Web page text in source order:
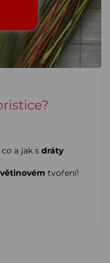
a jak s dráty
tvoření!